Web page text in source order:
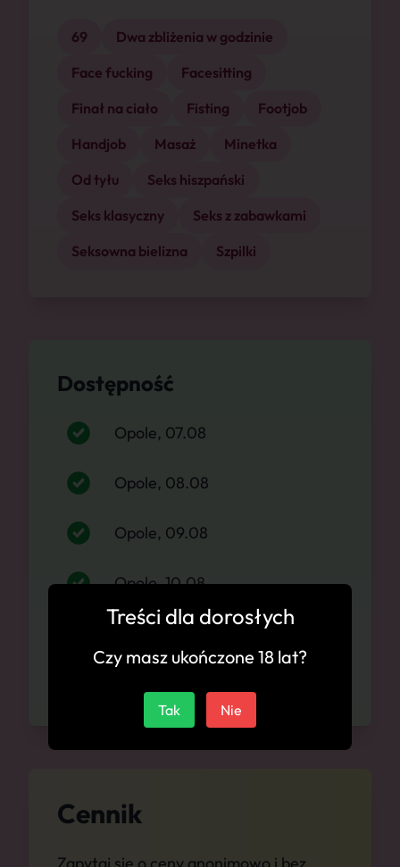
69
Dwa zbliżenia w godzinie
Face fucking
Facesitting
Finał na ciało
Fisting
Footjob
Handjob
Masaż
Minetka
Od tyłu
Seks hiszpański
Seks klasyczny
Seks z zabawkami
Seksowna bielizna
Szpilki
Dostępność
Opole, 07.08
Opole, 08.08
Opole, 09.08
Opole, 10.08
Cennik
Treści dla dorosłych
Czy masz ukończone 18 lat?
Tak Nie